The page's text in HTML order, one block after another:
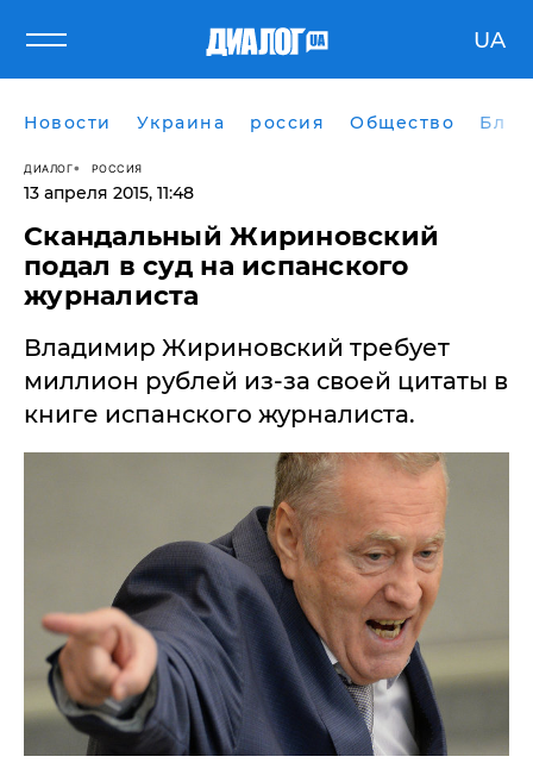
UA
Новости Украина россия Общество
ДИАЛОГ РОССИЯ
13 апреля 2015, 11:48
Скандальный Жириновский
подал в суд на испанского
журналиста
Владимир Жириновский требует
миллион рублей из-за своей цитаты в
книге испанского журналиста.